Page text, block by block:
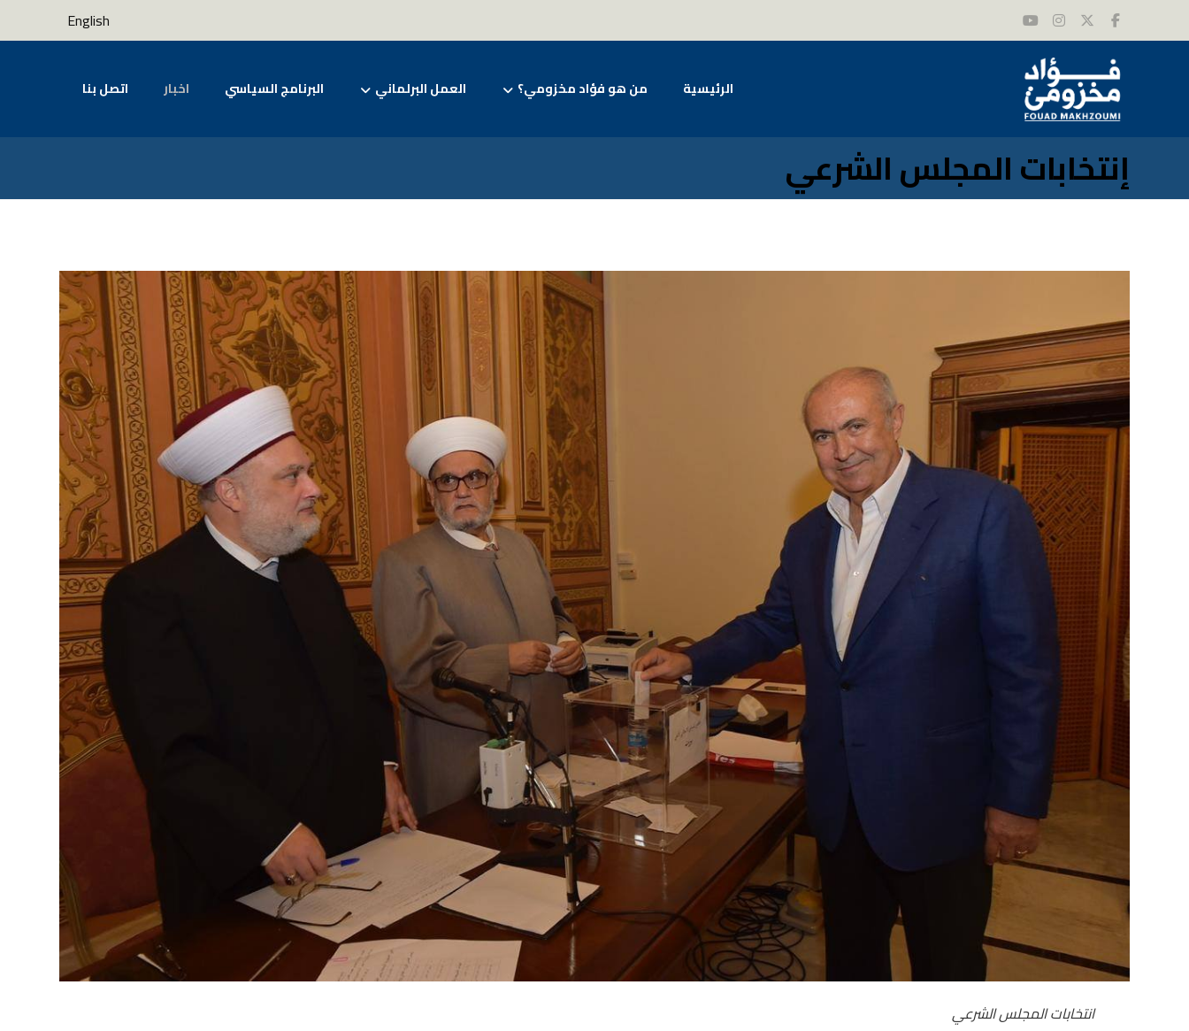
English
الرئيسية من هو فؤاد مخزومي؟ العمل البرلماني البرنامج السياسي اخبار اتصل بنا
إنتخابات المجلس الشرعي
انتخابات المجلس الشرعي